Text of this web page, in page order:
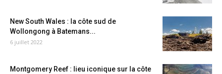
New South Wales : la côte sud de
Wollongong à Batemans...
6 juillet 2022
Montgomery Reef : lieu iconique sur la côte